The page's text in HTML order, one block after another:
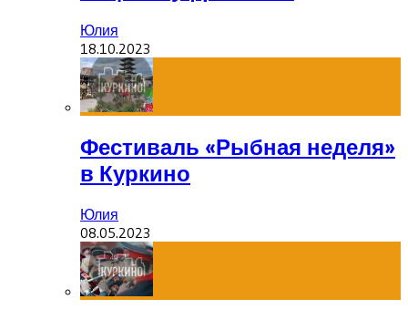
Юлия
18.10.2023
Фестиваль «Рыбная неделя»
в Куркино
Юлия
08.05.2023